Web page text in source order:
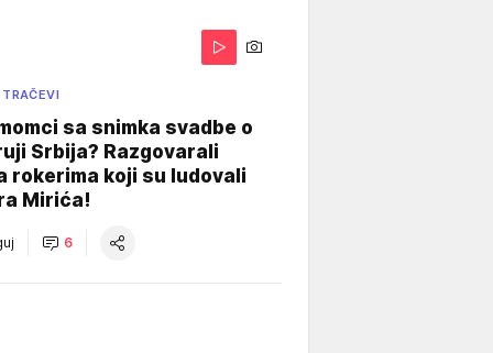
sa snimka svadbe o
Srbija? Razgovarali
rokerima koji su ludovali
Mirića!
6